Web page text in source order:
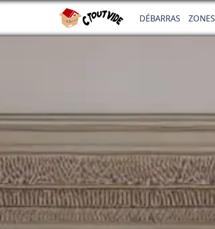
DÉBARRAS ZONES